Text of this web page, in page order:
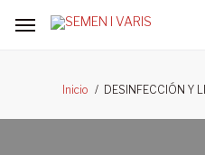
Inicio DESINFECCIÓN Y